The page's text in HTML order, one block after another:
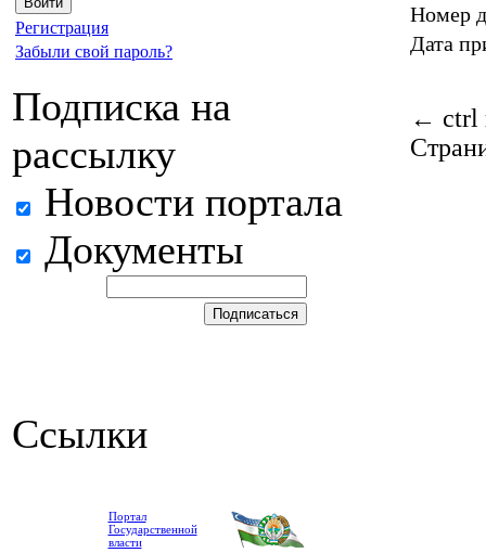
Регистрация
Забыли свой пароль?
Подписка на
рассылку
Новости портала
Документы
Ссылки
Портал
Государственной
власти
Номер
Дата
← ctrl